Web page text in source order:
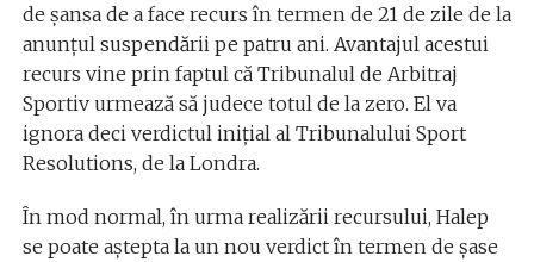
de șansa de a face recurs în termen de 21 de zile de la
anunțul suspendării pe patru ani. Avantajul acestui
recurs vine prin faptul că Tribunalul de Arbitraj
Sportiv urmează să judece totul de la zero. El va
ignora deci verdictul inițial al Tribunalului Sport
Resolutions, de la Londra.
În mod normal, în urma realizării recursului, Halep
se poate aștepta la un nou verdict în termen de șase